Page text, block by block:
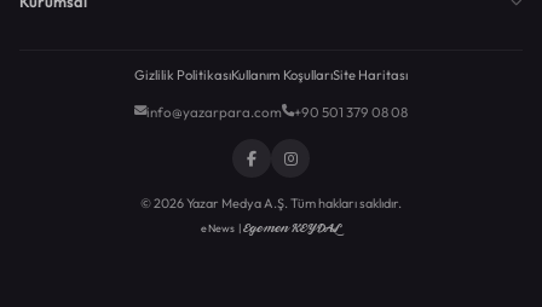
Gizlilik PolitikasıKullanım KoşullarıSite Haritası
info@yazarpara.com +90 501 379 08 08
© 2026 Yazar Medya A.Ş. Tüm hakları saklıdır.
eNews |Egemen KEYDAL